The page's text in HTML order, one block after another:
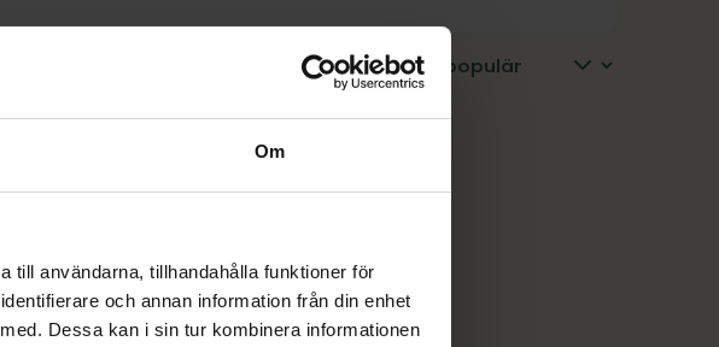
Om
till användarna, tillhandahålla funktioner för
och annan information från din enhet
Dessa kan i sin tur kombinera informationen
Äppelcidervinäger